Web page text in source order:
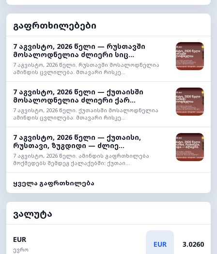
გაფრთხილებები
7 აგვისტო, 2026 წელი — რუსთავში
მოსალოდნელია ძლიერი სიც...
7 აგვისტო, 2026 წელი. რუსთავში მოსალოდნელია
ამინდის ცვლილება. მთავარი რისკე...
7 აგვისტო, 2026 წელი — ქუთაისში
მოსალოდნელია ძლიერი ქარ...
7 აგვისტო, 2026 წელი. ქუთაისში მოსალოდნელია
ამინდის ცვლილება. მთავარი რისკე...
7 აგვისტო, 2026 წელი — ქუთაისი,
რუსთავი, ზუგდიდი — ძლიე...
7 აგვისტო, 2026 წელი. ამინდის გაფრთხილება
მოქმედებს შემდეგ ქალაქებში: ქუთაი...
ყველა გაფრთხილება
ვალუტა
EUR
ევრო
EUR 3.0260